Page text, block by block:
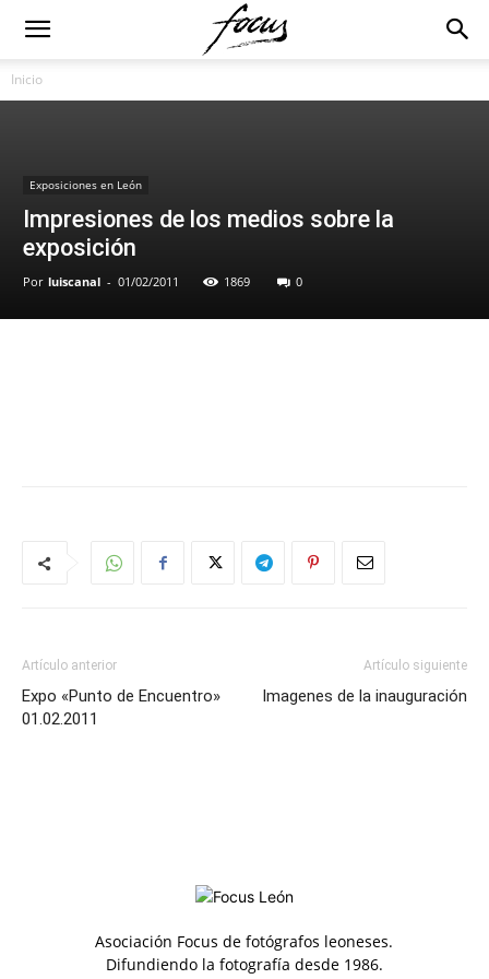
Inicio
Exposiciones en León
Impresiones de los medios sobre la
exposición
Por luiscanal - 01/02/2011 1869 0
Artículo anterior
Expo «Punto de Encuentro»
01.02.2011
Artículo siguiente
Imagenes de la inauguración
Asociación Focus de fotógrafos leoneses.
Difundiendo la fotografía desde 1986.